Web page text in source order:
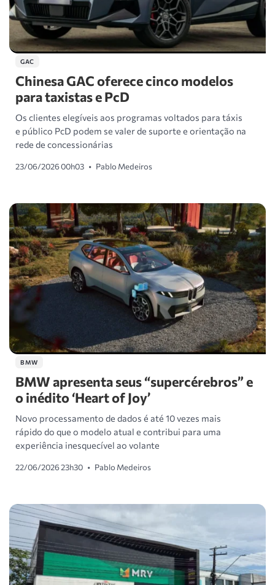
GAC
Chinesa GAC oferece cinco modelos
para taxistas e PcD
Os clientes elegíveis aos programas voltados para táxis
e público PcD podem se valer de suporte e orientação na
rede de concessionárias
23/06/2026 00h03 • Pablo Medeiros
BMW
BMW apresenta seus “supercérebros” e
o inédito ‘Heart of Joy’
Novo processamento de dados é até 10 vezes mais
rápido do que o modelo atual e contribui para uma
experiência inesquecível ao volante
22/06/2026 23h30 • Pablo Medeiros